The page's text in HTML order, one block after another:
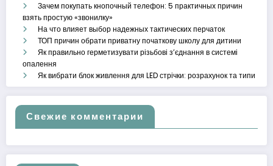
Зачем покупать кнопочный телефон: 5 практичных причин
взять простую «звонилку»
На что влияет выбор надежных тактических перчаток
ТОП причин обрати приватну початкову школу для дитини
Як правильно герметизувати різьбові з’єднання в системі
опалення
Як вибрати блок живлення для LED стрічки: розрахунок та типи
Свежие комментарии